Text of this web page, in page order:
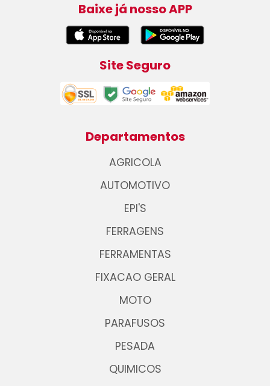
Baixe já nosso APP
Site Seguro
Departamentos
AGRICOLA
AUTOMOTIVO
EPI'S
FERRAGENS
FERRAMENTAS
FIXACAO GERAL
MOTO
PARAFUSOS
PESADA
QUIMICOS